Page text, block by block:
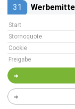
31
Start
Stornoquote
Cookie
Freigabe